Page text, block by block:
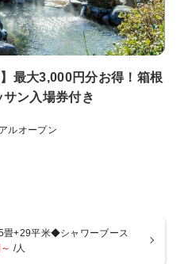
最大3,000円分お得！箱根
ン入場券付き
ルオープン
ートTVの導入やベッドサイドに
！大浴場に行かなくても箱根の源
畳+29平米◆シャワーブース
/人